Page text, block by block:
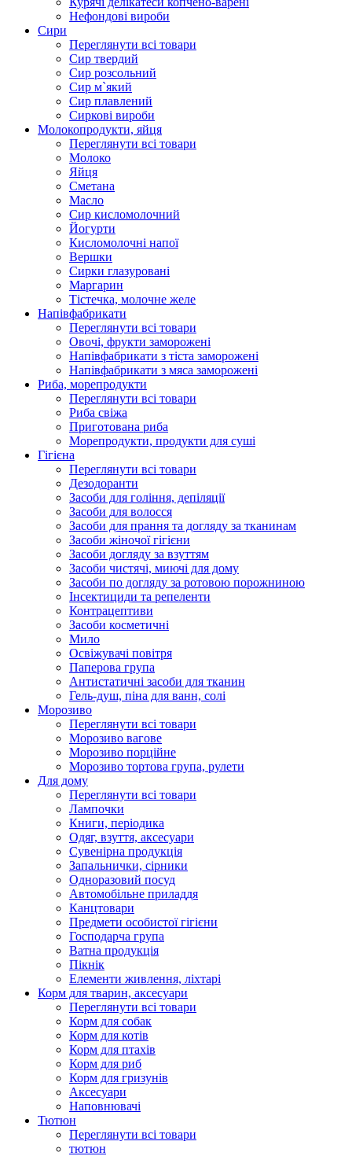
Нефондові вироби
Сири
Переглянути всі товари
Сир твердий
Сир розсольний
Сир м`який
Сир плавлений
Сиркові вироби
Молокопродукти, яйця
Переглянути всі товари
Молоко
Яйця
Сметана
Масло
Сир кисломолочний
Йогурти
Кисломолочні напої
Вершки
Сирки глазуровані
Маргарин
Тістечка, молочне желе
Напівфабрикати
Переглянути всі товари
Овочі, фрукти заморожені
Напівфабрикати з тіста заморожені
Напівфабрикати з мяса заморожені
Риба, морепродукти
Переглянути всі товари
Риба свіжа
Приготована риба
Морепродукти, продукти для суші
Гігієна
Переглянути всі товари
Дезодоранти
Засоби для гоління, депіляції
Засоби для волосся
Засоби для прання та догляду за тканинам
Засоби жіночої гігієни
Засоби догляду за взуттям
Засоби чистячі, миючі для дому
Засоби по догляду за ротовою порожниною
Інсектициди та репеленти
Контрацептиви
Засоби косметичні
Мило
Освіжувачі повітря
Паперова група
Антистатичні засоби для тканин
Гель-душ, піна для ванн, солі
Морозиво
Переглянути всі товари
Морозиво вагове
Морозиво порційне
Морозиво тортова група, рулети
Для дому
Переглянути всі товари
Лампочки
Книги, періодика
Одяг, взуття, аксесуари
Сувенірна продукція
Запальнички, сірники
Одноразовий посуд
Автомобільне приладдя
Канцтовари
Предмети особистої гігієни
Господарча група
Ватна продукція
Пікнік
Елементи живлення, ліхтарі
Корм для тварин, аксесуари
Переглянути всі товари
Корм для собак
Корм для котів
Корм для птахів
Корм для риб
Корм для гризунів
Аксесуари
Наповнювачі
Тютюн
Переглянути всі товари
тютюн